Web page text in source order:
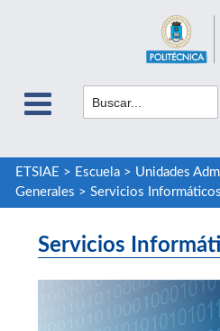
ETSIAE > Escuela> Unidades
Generales > Servicios Informáticos
Servicios